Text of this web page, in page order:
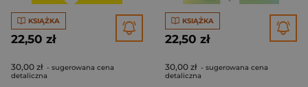
KSIĄŻKA
22,50 zł
30,00 zł - sugerowana cena
detaliczna
KSIĄŻKA
22,50 zł
30,00 zł - sugerowana cena
detaliczna